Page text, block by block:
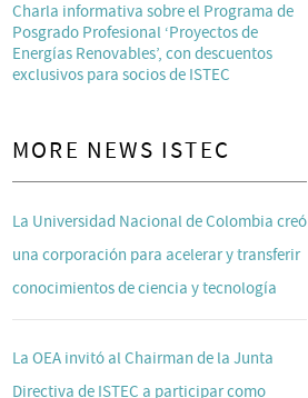
Charla informativa sobre el Programa de
Posgrado Profesional ‘Proyectos de
Energías Renovables’, con descuentos
exclusivos para socios de ISTEC
MORE NEWS ISTEC
La Universidad Nacional de Colombia creó
una corporación para acelerar y transferir
conocimientos de ciencia y tecnología
La OEA invitó al Chairman de la Junta
Directiva de ISTEC a participar como